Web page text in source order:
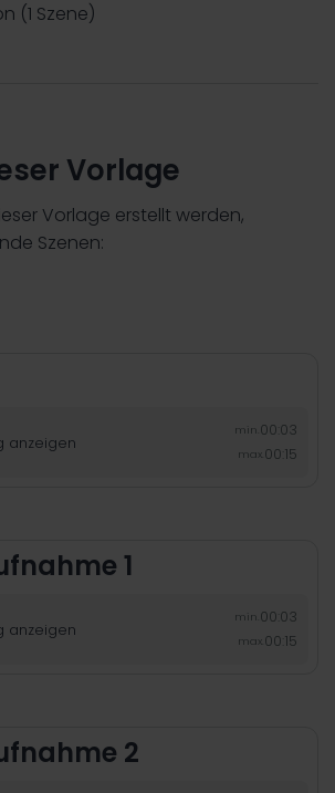
(1 Szene)
Vorlage
Vorlage erstellt werden,
Szenen:
anzeigen
min. 00:03
max. 00:15
1
anzeigen
min. 00:03
max. 00:15
2